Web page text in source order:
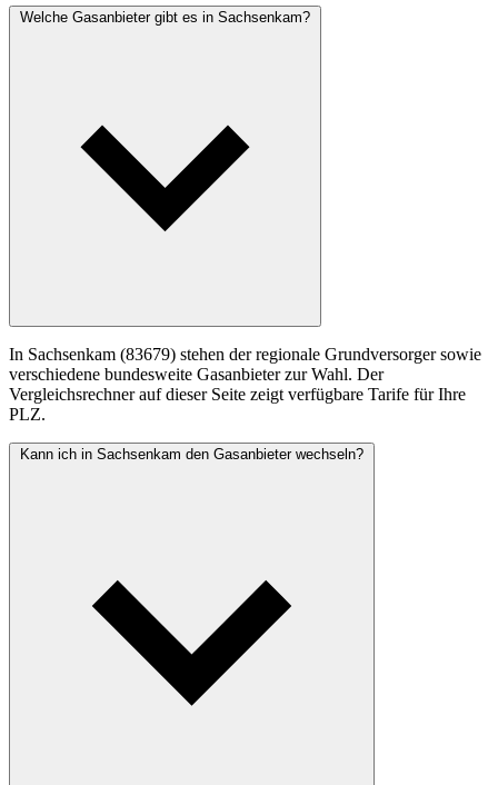
Welche Gasanbieter gibt es in Sachsenkam?
In Sachsenkam (83679) stehen der regionale Grundversorger sowie
verschiedene bundesweite Gasanbieter zur Wahl. Der
Vergleichsrechner auf dieser Seite zeigt verfügbare Tarife für Ihre
PLZ.
Kann ich in Sachsenkam den Gasanbieter wechseln?